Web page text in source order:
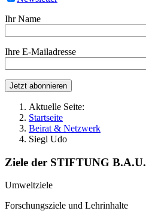
Ihr Name
Ihre E-Mailadresse
Aktuelle Seite:
Startseite
Beirat & Netzwerk
Siegl Udo
Ziele der STIFTUNG B.A.U.
Umweltziele
Forschungsziele und Lehrinhalte